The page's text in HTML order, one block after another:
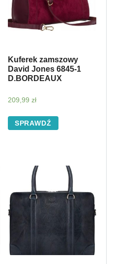
Kuferek zamszowy
David Jones 6845-1
D.BORDEAUX
209,99 zł
SPRAWDŹ